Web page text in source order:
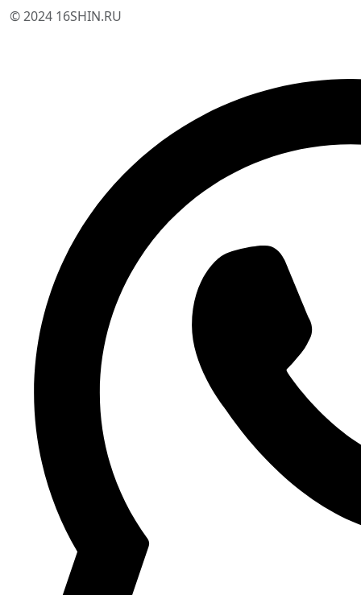
© 2024 16SHIN.RU